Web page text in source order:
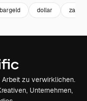
bargeld dollar
zu verwirklichen.
Unternehmen,